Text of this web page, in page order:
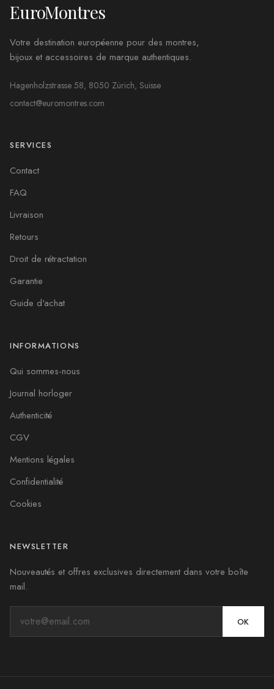
EuroMontres
Votre destination européenne pour des montres,
bijoux et accessoires de marque authentiques.
Hagenholzstrasse 58, 8050 Zürich, Suisse
contact@euromontres.com
SERVICES
Contact
FAQ
Livraison
Retours
Droit de rétractation
Garantie
Guide d'achat
INFORMATIONS
Qui sommes-nous
Journal horloger
Authenticité
CGV
Mentions légales
Confidentialité
Cookies
NEWSLETTER
Nouveautés et offres exclusives directement dans votre boîte
mail.
OK